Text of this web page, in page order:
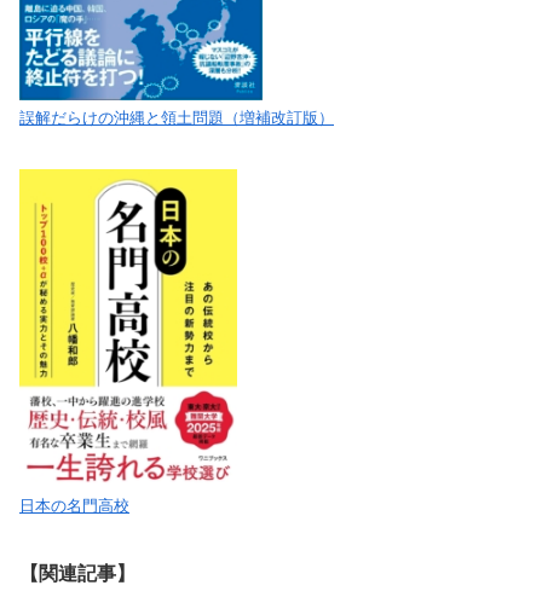
誤解だらけの沖縄と領土問題（増補改訂版）
日本の名門高校
【関連記事】